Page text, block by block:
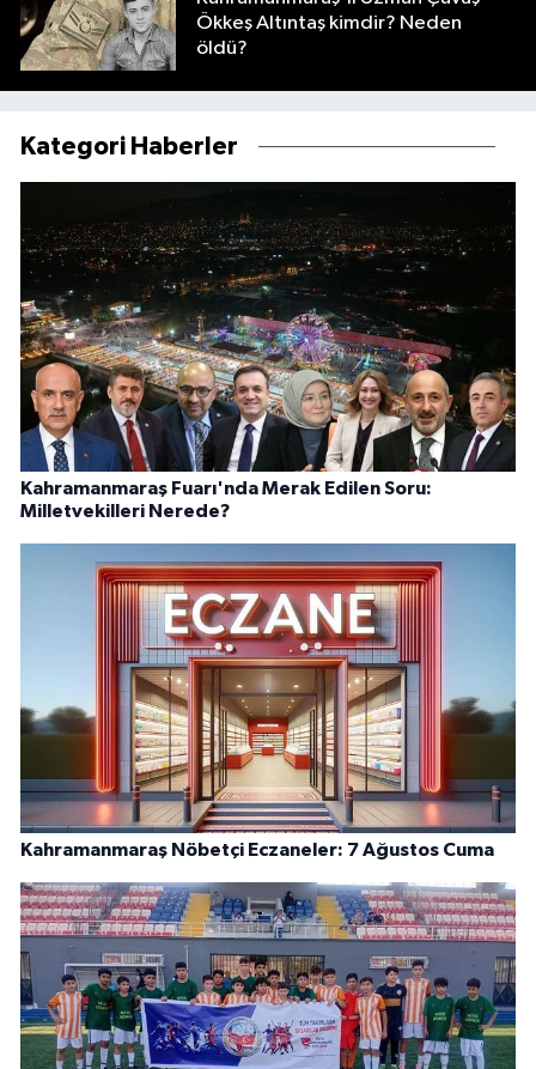
Ökkeş Altıntaş kimdir? Neden
öldü?
Kategori Haberler
Kahramanmaraş Fuarı'nda Merak Edilen Soru:
Milletvekilleri Nerede?
Kahramanmaraş Nöbetçi Eczaneler: 7 Ağustos Cuma